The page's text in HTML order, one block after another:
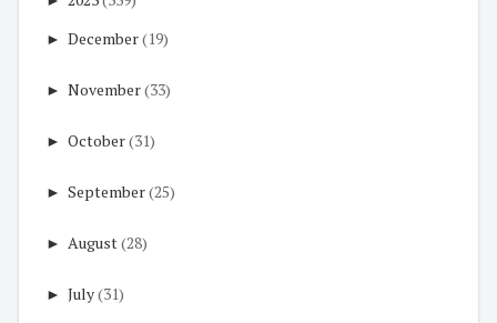
► December(19)
► November(33)
► October(31)
► September(25)
► August(28)
► July(31)